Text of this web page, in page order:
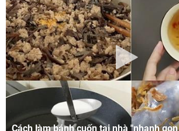
Cách làm bánh cuốn tại nhà "nhanh